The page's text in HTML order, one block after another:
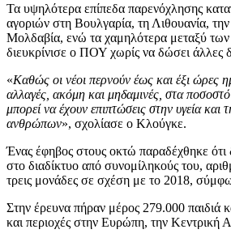
Τα υψηλότερα επίπεδα παρενόχλησης
αγοριών στη Βουλγαρία, τη Λιθουανία,
Μολδαβία, ενώ τα χαμηλότερα μεταξύ των
διευκρίνισε ο ΠΟΥ χωρίς να δώσει άλλες
«Καθώς οι νέοι περνούν έως και έξι ώρες
αλλαγές, ακόμη και μηδαμινές, στα
μπορεί να έχουν επιπτώσεις στην υγεία και
ανθρώπων», σχολίασε ο Κλούγκε.
Ένας έφηβος στους οκτώ παραδέχθηκε
στο διαδίκτυο από συνομίληκούς του,
τρεις μονάδες σε σχέση με το 2018,
Στην έρευνα πήραν μέρος 279.000 παιδιά
και περιοχές στην Ευρώπη, την Κεντρική